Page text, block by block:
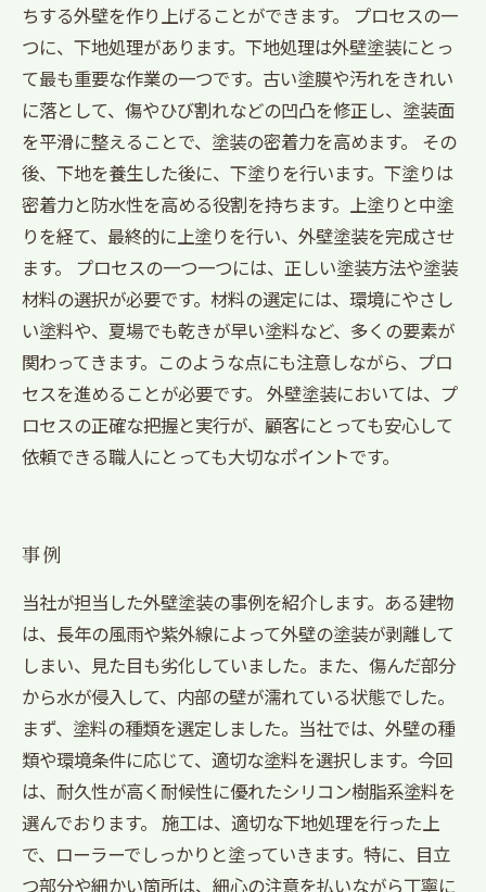
ちする外壁を作り上げることができます。 プロセスの一
つに、下地処理があります。下地処理は外壁塗装にとっ
て最も重要な作業の一つです。古い塗膜や汚れをきれい
に落として、傷やひび割れなどの凹凸を修正し、塗装面
を平滑に整えることで、塗装の密着力を高めます。 その
後、下地を養生した後に、下塗りを行います。下塗りは
密着力と防水性を高める役割を持ちます。上塗りと中塗
りを経て、最終的に上塗りを行い、外壁塗装を完成させ
ます。 プロセスの一つ一つには、正しい塗装方法や塗装
材料の選択が必要です。材料の選定には、環境にやさし
い塗料や、夏場でも乾きが早い塗料など、多くの要素が
関わってきます。このような点にも注意しながら、プロ
セスを進めることが必要です。 外壁塗装においては、プ
ロセスの正確な把握と実行が、顧客にとっても安心して
依頼できる職人にとっても大切なポイントです。
事例
当社が担当した外壁塗装の事例を紹介します。ある建物
は、長年の風雨や紫外線によって外壁の塗装が剥離して
しまい、見た目も劣化していました。また、傷んだ部分
から水が侵入して、内部の壁が濡れている状態でした。
まず、塗料の種類を選定しました。当社では、外壁の種
類や環境条件に応じて、適切な塗料を選択します。今回
は、耐久性が高く耐候性に優れたシリコン樹脂系塗料を
選んでおります。 施工は、適切な下地処理を行った上
で、ローラーでしっかりと塗っていきます。特に、目立
つ部分や細かい箇所は、細心の注意を払いながら丁寧に